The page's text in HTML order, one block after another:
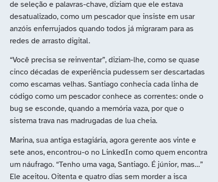
de seleção e palavras-chave, diziam que ele estava
desatualizado, como um pescador que insiste em usar
anzóis enferrujados quando todos já migraram para as
redes de arrasto digital.
“Você precisa se reinventar”, diziam-lhe, como se quase
cinco décadas de experiência pudessem ser descartadas
como escamas velhas. Santiago conhecia cada linha de
código como um pescador conhece as correntes: onde o
bug se esconde, quando a memória vaza, por que o
sistema trava nas madrugadas de lua cheia.
Marina, sua antiga estagiária, agora gerente aos vinte e
sete anos, encontrou-o no LinkedIn como quem encontra
um náufrago. “Tenho uma vaga, Santiago. É júnior, mas…”
Ele aceitou. Oitenta e quatro dias sem morder a isca